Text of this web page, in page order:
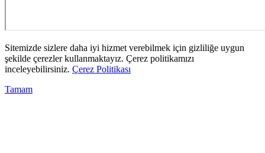
Sitemizde sizlere daha iyi hizmet verebilmek için gizliliğe uygun
şekilde çerezler kullanmaktayız. Çerez politikamızı
inceleyebilirsiniz. Çerez Politikası
Tamam